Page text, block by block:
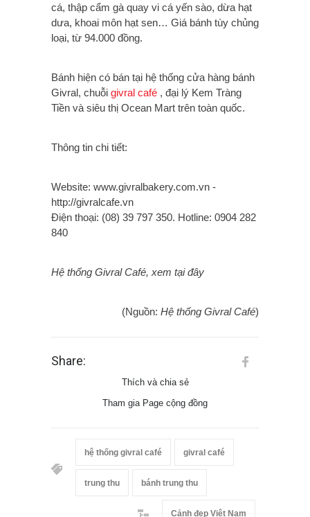
cá, thập cẩm gà quay vi cá yến sào, dừa hạt
dưa, khoai môn hạt sen… Giá bánh tùy chủng
loại, từ 94.000 đồng.
Bánh hiện có bán tại hệ thống cửa hàng bánh
Givral, chuỗi givral café , đại lý Kem Tràng
Tiền và siêu thị Ocean Mart trên toàn quốc.
Thông tin chi tiết:
Website: www.givralbakery.com.vn -
http://givralcafe.vn
Điện thoại: (08) 39 797 350. Hotline: 0904 282
840
Hệ thống Givral Café, xem tại đây
(Nguồn: Hệ thống Givral Café)
Share:
Thích và chia sẻ
Tham gia Page cộng đồng
hệ thống givral café givral café
trung thu bánh trung thu
Cảnh đẹp Việt Nam